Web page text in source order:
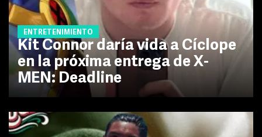
ENTRETENIMIENTO
Kit Connor daría vida a Cíclope
en la próxima entrega de X-
MEN: Deadline